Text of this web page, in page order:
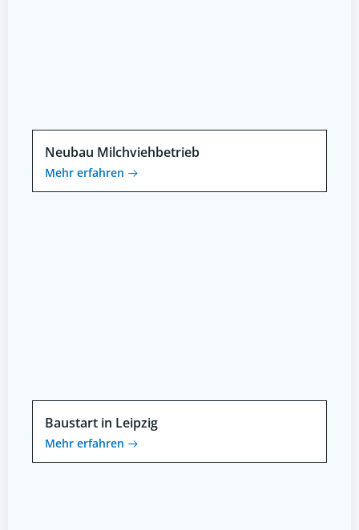
Neubau Milchviehbetrieb
Mehr erfahren
Baustart in Leipzig
Mehr erfahren